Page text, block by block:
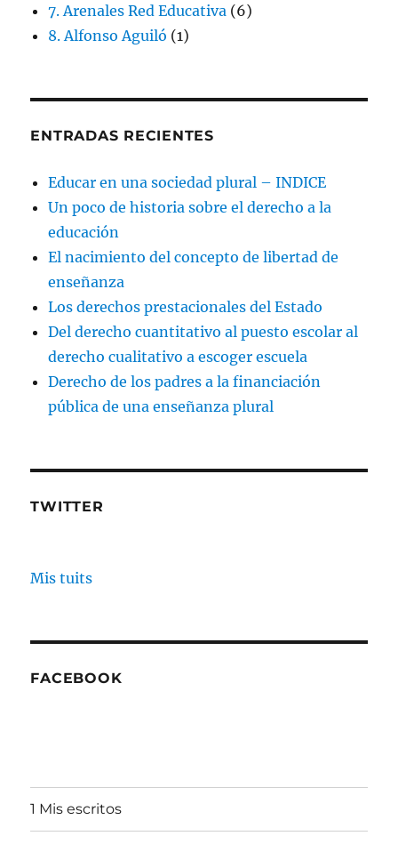
7. Arenales Red Educativa (6)
8. Alfonso Aguiló (1)
ENTRADAS RECIENTES
Educar en una sociedad plural – INDICE
Un poco de historia sobre el derecho a la
educación
El nacimiento del concepto de libertad de
enseñanza
Los derechos prestacionales del Estado
Del derecho cuantitativo al puesto escolar al
derecho cualitativo a escoger escuela
Derecho de los padres a la financiación
pública de una enseñanza plural
TWITTER
Mis tuits
FACEBOOK
1 Mis escritos